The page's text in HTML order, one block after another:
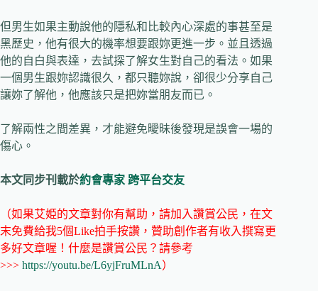
但男生如果主動說他的隱私和比較內心深處的事甚至是
黑歷史，他有很大的機率想要跟妳更進一步。並且透過
他的自白與表達，去試探了解女生對自己的看法。如果
一個男生跟妳認識很久，都只聽妳說，卻很少分享自己
讓妳了解他，他應該只是把妳當朋友而已。
了解兩性之間差異，才能避免曖昧後發現是誤會一場的
傷心。
本文同步刊載於約會專家 跨平台交友
（如果艾姫的文章對你有幫助，請加入讚賞公民，在文
末免費給我5個Like拍手按讚，贊助創作者有收入撰寫更
多好文章喔！什麼是讚賞公民？請參考
>>> https://youtu.be/L6yjFruMLnA）